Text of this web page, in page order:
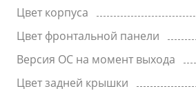
Цвет корпуса
Цвет фронтальной панели
Версия ОС на момент выхода
Цвет задней крышки